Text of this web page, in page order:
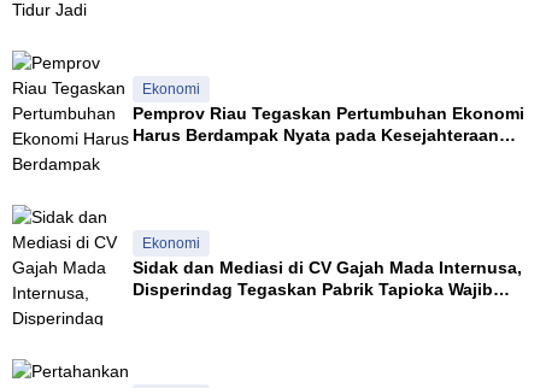
Ekonomi
Pemprov Riau Tegaskan Pertumbuhan Ekonomi
Harus Berdampak Nyata pada Kesejahteraan
Ekonomi
Sidak dan Mediasi di CV Gajah Mada Internusa,
Disperindag Tegaskan Pabrik Tapioka Wajib